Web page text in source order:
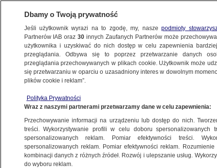
WARSZAWA
ULICE
ciągników, potem przemarsz
przez centrum
23.02.2022, 07:09Aktualizacja: 23.02.2022, 14:00
Udostępnij
Dbamy o Twoją prywatność
Jeśli użytkownik wyrazi na to zgodę, my, naszepodmioty
Partnerów IAB oraz30 innych Zaufanych Partnerów może
użytkownika i uzyskiwać do nich dostęp w celu zapewnienia
przeglądania. Odbywa się to poprzez przetwarzanie danych
przeglądania przechowywanych w plikach cookie. Użytkownik może
się przetwarzaniu w oparciu o uzasadniony interes w dowolnym
plików cookie i reklam”.
Polityka Prywatności
Wraz z naszymi partnerami przetwarzamy dane w celu zapewnienia:
Przechowywanie informacji na urządzeniu lub dostęp do nich.
treści. Wykorzystywanie profili w celu doboru spersonalizowanych
spersonalizowanych reklam. Pomiar efektywności treści.
spersonalizowanych reklam. Pomiar efektywności reklam.
kombinacji danych z różnych źródeł. Rozwój i ulepszanie usług.
do wyboru reklam.